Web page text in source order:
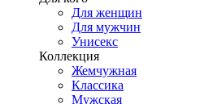
Для женщин
Для мужчин
Унисекс
Коллекция
Жемчужная
Классика
Мужская